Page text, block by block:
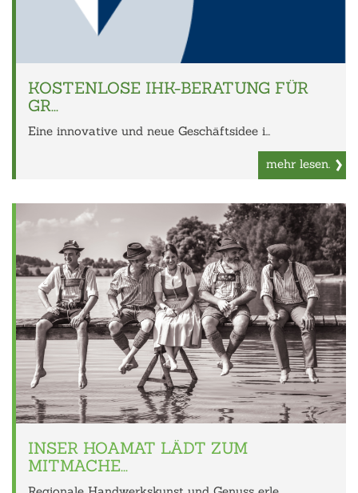
mehr lesen.
KOSTENLOSE IHK-BERATUNG FÜR
GR...
Eine innovative und neue Geschäftsidee i...
INSER HOAMAT LÄDT ZUM
MITMACHE...